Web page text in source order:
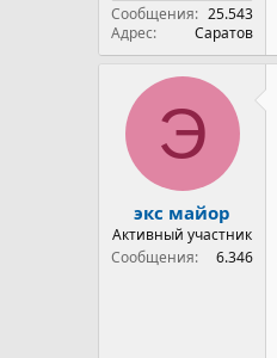
Сообщения
25.543
Адрес
Саратов
Э
экс майор
Активный участник
Сообщения
6.346